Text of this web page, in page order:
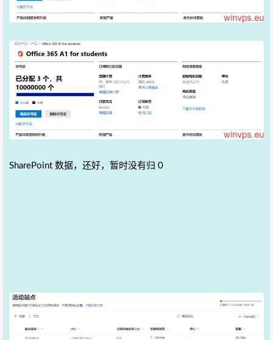
SharePoint 数据，还好，暂时没有归 0